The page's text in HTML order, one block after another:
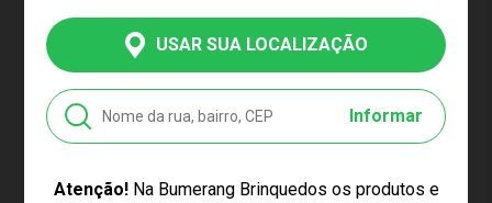
USAR SUA LOCALIZAÇÃO
Informar
Atenção!Na Bumerang Brinquedos os produtos e
WHISKER INFINITY NADO
3900
Produto Esgotado